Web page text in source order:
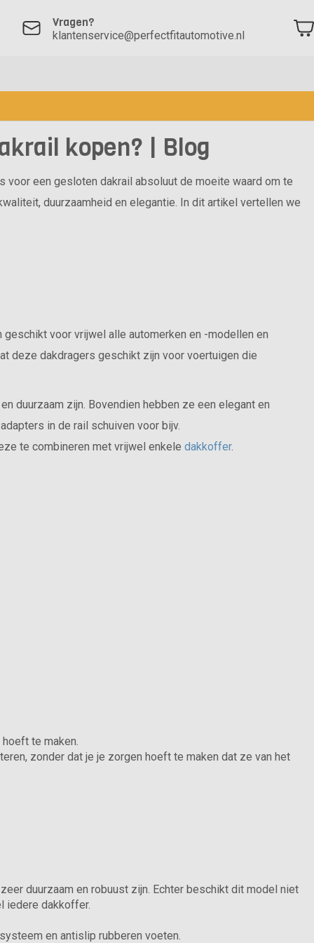
Vragen?
klantenservice@perfectfitautomotive.nl
kopen? | Blog
voor een gesloten dakrail absoluut de moeite waard om te
duurzaamheid en elegantie. In dit artikel vertellen we
voor vrijwel alle automerken en -modellen en
deze dakdragers geschikt zijn voor voertuigen die
duurzaam zijn. Bovendien hebben ze een elegant en
in de rail schuiven voor bijv.
te combineren met vrijwel enkele dakkoffer.
te maken.
zonder dat je je zorgen hoeft te maken dat ze van het
duurzaam en robuust zijn. Echter beschikt dit model niet
iedere dakkoffer.
en antislip rubberen voeten.